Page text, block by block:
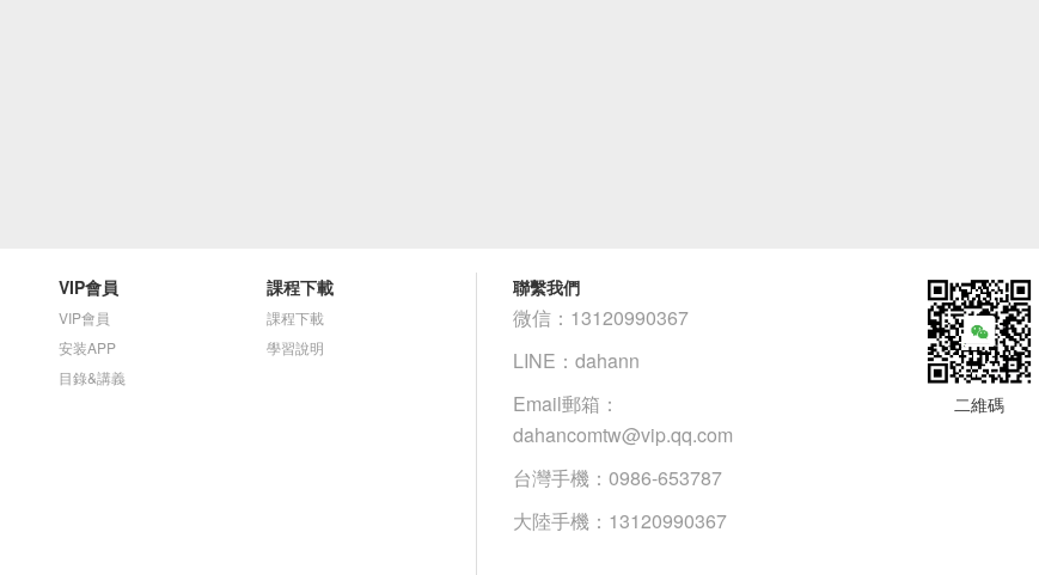
VIP會員
VIP會員
安装APP
目錄&講義
課程下載
課程下載
學習說明
聯繫我們
微信：13120990367
LINE：dahann
Email郵箱：
dahancomtw@vip.qq.com
台灣手機：0986-653787
大陸手機：13120990367
二維碼